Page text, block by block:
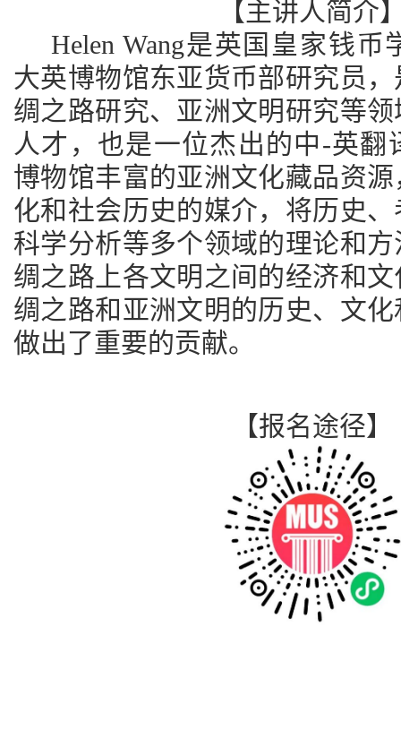
【主讲人简介
Helen Wang是英国皇家钱币
大英博物馆东亚货币部研究员
绸之路研究、亚洲文明研究等
人才，也是一位杰出的中-英翻
博物馆丰富的亚洲文化藏品资
化和社会历史的媒介，将历史
科学分析等多个领域的理论和
绸之路上各文明之间的经济和
绸之路和亚洲文明的历史、文
做出了重要的贡献。
【报名途径】